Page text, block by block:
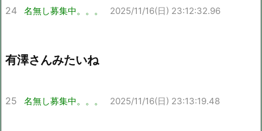
24 名無し募集中。。。 2025/11/16(日) 23:12:32.96
有澤さんみたいね
25 名無し募集中。。。 2025/11/16(日) 23:13:19.48